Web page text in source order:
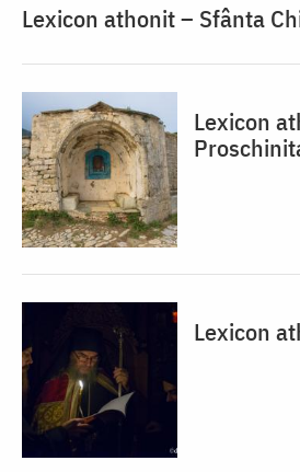
Lexicon athonit – Sfânta
Lexicon
Lexicon